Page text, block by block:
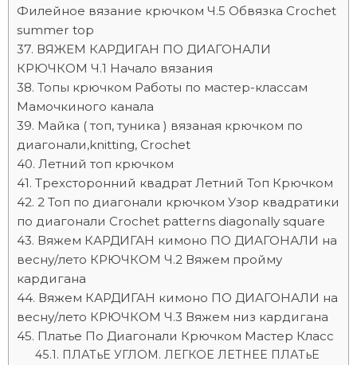
Филейное вязание крючком Ч.5 Обвязка Crochet
summer top
ВЯЖЕМ КАРДИГАН ПО ДИАГОНАЛИ
КРЮЧКОМ Ч.1 Начало вязания
Топы крючком Работы по мастер-классам
Мамочкиного канала
Майка ( топ, туника ) вязаная крючком по
диагонали,knitting, Crochet
Летний топ крючком
Трехсторонний квадрат Летний Топ Крючком
2 Топ по диагонали крючком Узор квадратики
по диагонали Crochet patterns diagonally square
Вяжем КАРДИГАН кимоно ПО ДИАГОНАЛИ на
весну/лето КРЮЧКОМ Ч.2 Вяжем пройму
кардигана
Вяжем КАРДИГАН кимоно ПО ДИАГОНАЛИ на
весну/лето КРЮЧКОМ Ч.3 Вяжем низ кардигана
Платье По Диагонали Крючком Мастер Класс
ПЛАТьЕ УГЛОМ. ЛЕГКОЕ ЛЕТНЕЕ ПЛАТьЕ